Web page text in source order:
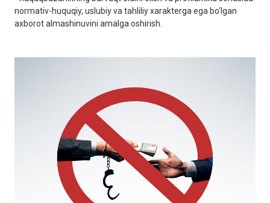
normativ-huquqiy, uslubiy va tahliliy xarakterga ega bo‘lgan
axborot almashinuvini amalga oshirish.